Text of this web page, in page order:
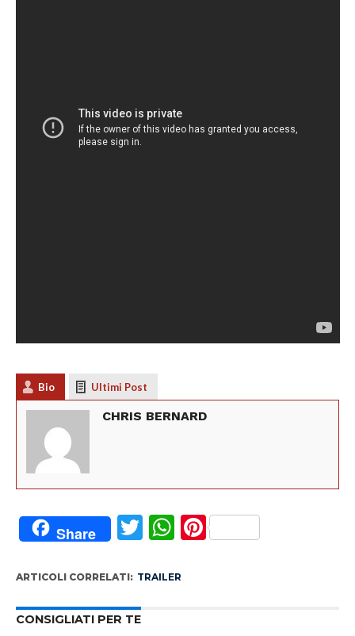
Bio Ultimi Post
CHRIS BERNARD
Share Twitter
WhatsApp
Pinterest
ARTICOLI CORRELATI: TRAILER
CONSIGLIATI PER TE